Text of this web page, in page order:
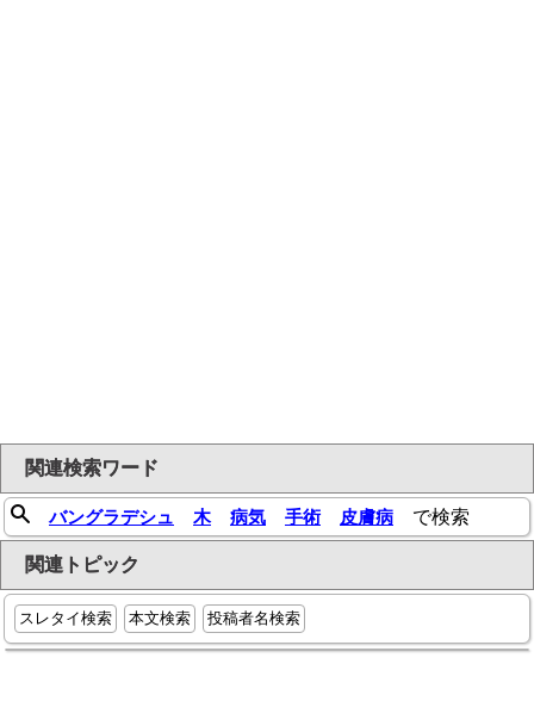
関連検索ワード
バングラデシュ 木 病気 手術 皮膚病 で検索
関連トピック
スレタイ検索 本文検索 投稿者名検索